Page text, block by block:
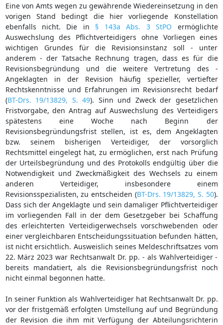
Eine von Amts wegen zu gewährende Wiedereinsetzung in den
vorigen Stand bedingt die hier vorliegende Konstellation
ebenfalls nicht. Die in § 143a Abs. 3 StPO ermöglichte
Auswechslung des Pflichtverteidigers ohne Vorliegen eines
wichtigen Grundes für die Revisionsinstanz soll - unter
anderem - der Tatsache Rechnung tragen, dass es für die
Revisionsbegründung und die weitere Vertretung des -
Angeklagten in der Revision häufig spezieller, vertiefter
Rechtskenntnisse und Erfahrungen im Revisionsrecht bedarf
(BT-Drs. 19/13829, S. 49). Sinn und Zweck der gesetzlichen
Fristvorgabe, den Antrag auf Auswechslung des Verteidigers
spätestens eine Woche nach Beginn der
Revisionsbegründungsfrist stellen, ist es, dem Angeklagten
bzw. seinem bisherigen Verteidiger, der vorsorglich
Rechtsmittel eingelegt hat, zu ermöglichen, erst nach Prüfung
der Urteilsbegründung und des Protokolls endgültig über die
Notwendigkeit und Zweckmäßigkeit des Wechsels zu einem
anderen Verteidiger, insbesondere einem
Revisionsspezialisten, zu entscheiden (BT-Drs. 19/13829, S. 50).
Dass sich der Angeklagte und sein damaliger Pflichtverteidiger
im vorliegenden Fall in der dem Gesetzgeber bei Schaffung
des erleichterten Verteidigerwechsels vorschwebenden oder
einer vergleichbaren Entscheidungssituation befunden hätten,
ist nicht ersichtlich. Ausweislich seines Meldeschriftsatzes vom
22. März 2023 war Rechtsanwalt Dr. pp. - als Wahlverteidiger -
bereits mandatiert, als die Revisionsbegründungsfrist noch
nicht einmal begonnen hatte.
In seiner Funktion als Wahlverteidiger hat Rechtsanwalt Dr. pp.
vor der fristgemäß erfolgten Umstellung auf und Begründung
der Revision die ihm mit Verfügung der Abteilungsrichterin